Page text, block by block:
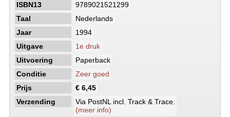
ISBN13
9789021521299
Taal
Nederlands
Jaar
1994
Uitgave
1e druk
Uitvoering
Paperback
Conditie
Zeer goed
Prijs
€ 6,45
Verzending
Via PostNL incl. Track & Trace.
(meer info)